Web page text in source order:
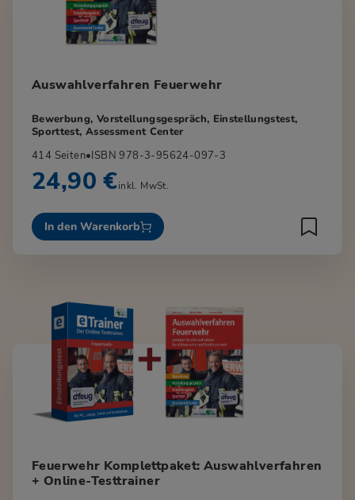
Auswahlverfahren Feuerwehr
Bewerbung, Vorstellungsgespräch, Einstellungstest,
Sporttest, Assessment Center
414 Seiten•ISBN 978-3-95624-097-3
24,90 €inkl. MwSt.
In den Warenkorb
Feuerwehr Komplettpaket: Auswahlverfahren
+ Online-Testtrainer